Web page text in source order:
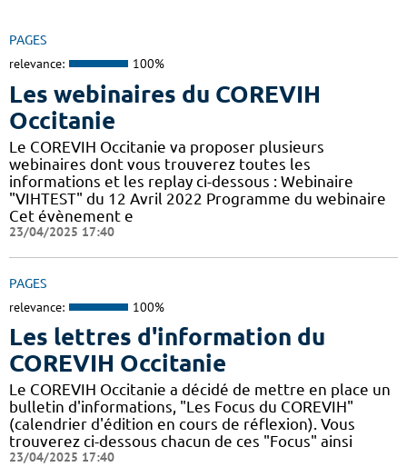
PAGES
relevance: 100%
Les webinaires du COREVIH
Occitanie
Le COREVIH Occitanie va proposer plusieurs
webinaires dont vous trouverez toutes les
informations et les replay ci-dessous : Webinaire
"VIHTEST" du 12 Avril 2022 Programme du webinaire
Cet évènement e
23/04/2025 17:40
PAGES
relevance: 100%
Les lettres d'information du
COREVIH Occitanie
Le COREVIH Occitanie a décidé de mettre en place un
bulletin d'informations, "Les Focus du COREVIH"
(calendrier d'édition en cours de réflexion). Vous
trouverez ci-dessous chacun de ces "Focus" ainsi
23/04/2025 17:40